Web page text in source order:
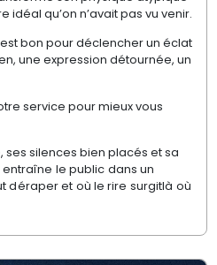
qu’on n’avait pas vu venir.
bon pour déclencher un éclat
une expression détournée, un
service pour mieux vous
ses silences bien placés et sa
entraîne le public dans un
déraper et où lerire surgitlà où